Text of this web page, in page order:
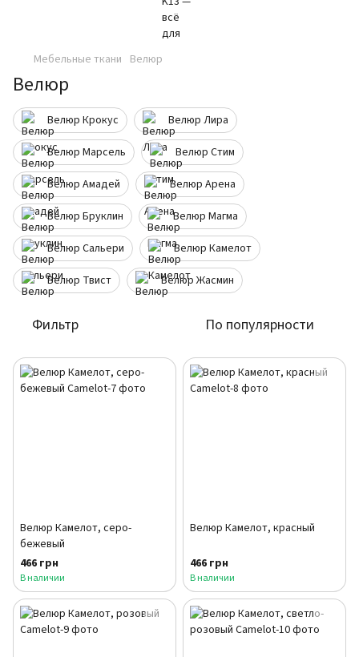
Мебельные ткани Велюр
Велюр
Велюр Крокус
Велюр Лира
Велюр Марсель
Велюр Стим
Велюр Амадей
Велюр Арена
Велюр Бруклин
Велюр Магма
Велюр Сальери
Велюр Камелот
Велюр Твист
Велюр Жасмин
Фильтр По популярности
Велюр Камелот, серо-
бежевый
466 грн
В наличии
Велюр Камелот, красный
466 грн
В наличии